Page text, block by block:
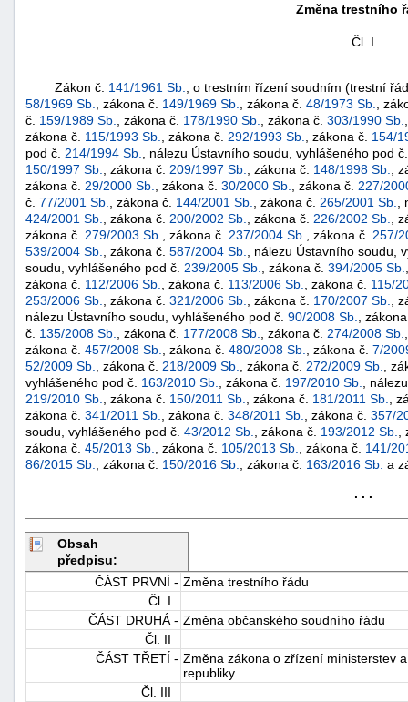
Změna trestního
Čl. I
Zákon č. 141/1961 Sb.
, o trestním řízení soudním (trestní
58/1969 Sb.
, zákona č. 149/1969 Sb. , zákona č. 48/1973 Sb.
,
č. 159/1989 Sb. , zákona č. 178/1990 Sb. , zákona č. 303/1990 Sb.
zákona č. 115/1993 Sb. , zákona č. 292/1993 Sb. , zákona č. 154/
pod č. 214/1994 Sb.
, nálezu Ústavního soudu, vyhlášeného pod
150/1997 Sb.
, zákona č. 209/1997 Sb. , zákona č. 148/1998 Sb.
,
zákona č. 29/2000 Sb. , zákona č. 30/2000 Sb. , zákona č. 227/
č. 77/2001 Sb. , zákona č. 144/2001 Sb. , zákona č. 265/2001 Sb.
424/2001 Sb.
, zákona č. 200/2002 Sb. , zákona č. 226/2002 Sb.
,
zákona č. 279/2003 Sb. , zákona č. 237/2004 Sb. , zákona č. 257/
539/2004 Sb.
, zákona č. 587/2004 Sb.
, nálezu Ústavního soudu,
soudu, vyhlášeného pod č. 239/2005 Sb. , zákona č. 394/2005 Sb.
zákona č. 112/2006 Sb. , zákona č. 113/2006 Sb. , zákona č. 115/
253/2006 Sb.
, zákona č. 321/2006 Sb. , zákona č. 170/2007 Sb.
,
nálezu Ústavního soudu, vyhlášeného pod č. 90/2008 Sb.
,
č. 135/2008 Sb. , zákona č. 177/2008 Sb. , zákona č. 274/2008 Sb.
zákona č. 457/2008 Sb. , zákona č. 480/2008 Sb. , zákona č. 7/
52/2009 Sb.
, zákona č. 218/2009 Sb. , zákona č. 272/2009 Sb.
,
vyhlášeného pod č. 163/2010 Sb. , zákona č. 197/2010 Sb.
,
219/2010 Sb.
, zákona č. 150/2011 Sb. , zákona č. 181/2011 Sb.
,
zákona č. 341/2011 Sb. , zákona č. 348/2011 Sb. , zákona č. 357/
soudu, vyhlášeného pod č. 43/2012 Sb. , zákona č. 193/2012 Sb.
zákona č. 45/2013 Sb. , zákona č. 105/2013 Sb. , zákona č. 141/
86/2015 Sb.
, zákona č. 150/2016 Sb. , zákona č. 163/2016 Sb. a
. . .
Obsah
předpisu:
ČÁST PRVNÍ - Změna trestního řádu
Čl. I
ČÁST DRUHÁ - Změna občanského soudního řádu
Čl. II
ČÁST TŘETÍ - Změna zákona o zřízení ministerstev
republiky
Čl. III
+náhrady